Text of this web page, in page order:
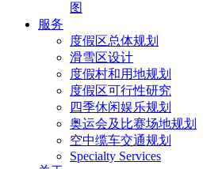
图
服务
度假区总体规划
滑雪区设计
度假村和用地规划
度假区可行性研究
四季休闲娱乐规划
奥运会及比赛场地规划
空中缆车交通规划
Specialty Services